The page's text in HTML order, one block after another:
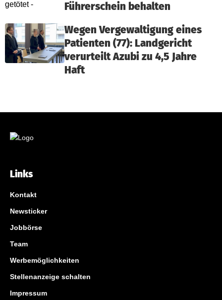
Führerschein behalten
Wegen Vergewaltigung eines
Patienten (77): Landgericht
verurteilt Azubi zu 4,5 Jahre
Haft
Links
Kontakt
Newsticker
Jobbörse
Team
Werbemöglichkeiten
Stellenanzeige schalten
Impressum